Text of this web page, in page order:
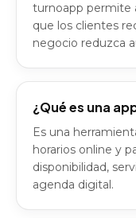
turnoapp permite
que los clientes
negocio reduzca
¿Qué es una
Es una
horarios online y
disponibilidad,
agenda digital.